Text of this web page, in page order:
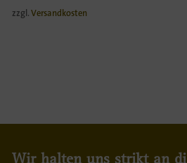
zzgl.Versandkosten